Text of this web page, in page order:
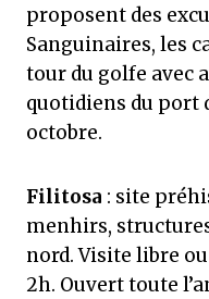
proposent des
Sanguinaires, les
tour du golfe avec
quotidiens du port
octobre.
Filitosa : site
menhirs,
nord. Visite libre
2h. Ouvert toute